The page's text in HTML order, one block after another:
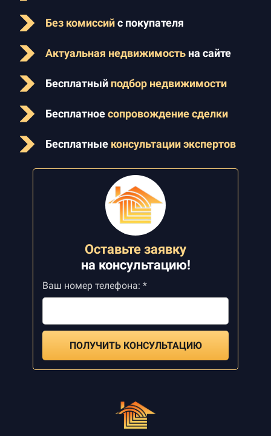
Без комиссийс покупателя
Актуальная недвижимость на сайте
Бесплатный подбор недвижимости
Бесплатноесопровождение сделки
Бесплатные консультации экспертов
Оставьте заявку
на консультацию!
Ваш номер телефона: *
ПОЛУЧИТЬ КОНСУЛЬТАЦИЮ